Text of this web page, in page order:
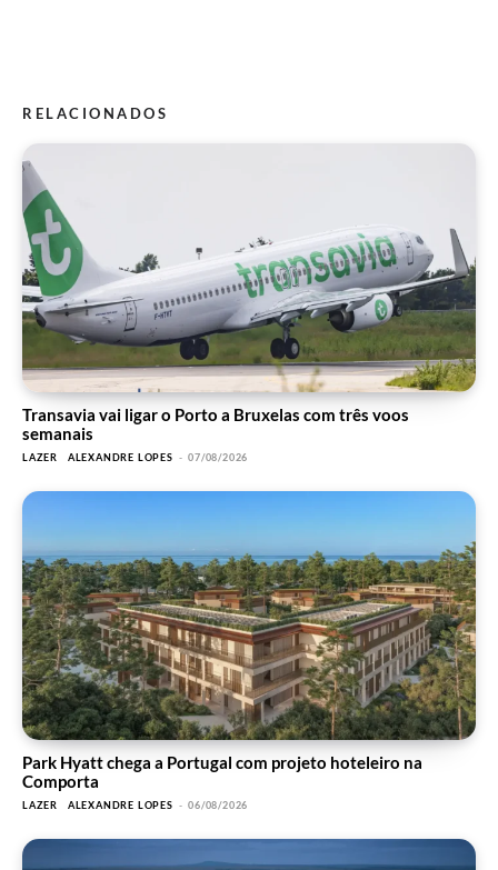
RELACIONADOS
Transavia vai ligar o Porto a Bruxelas com três voos
semanais
LAZER ALEXANDRE LOPES - 07/08/2026
Park Hyatt chega a Portugal com projeto hoteleiro na
Comporta
LAZER ALEXANDRE LOPES - 06/08/2026